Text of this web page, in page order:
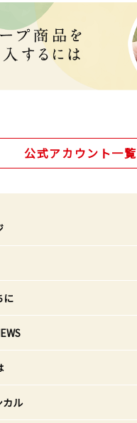
公式アカウント一覧
に
カル